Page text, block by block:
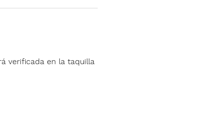
verificada en la taquilla